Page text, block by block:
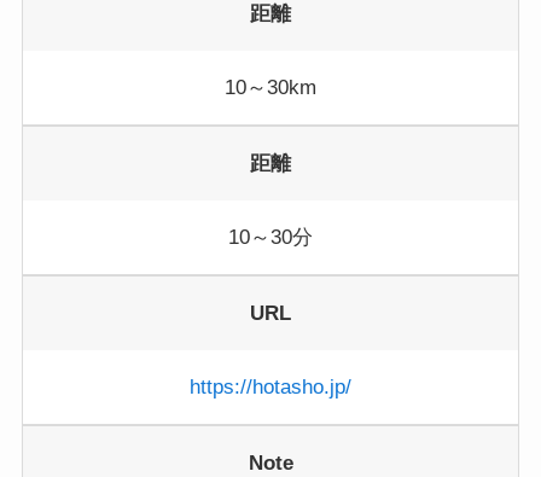
距離
10～30km
距離
10～30分
URL
https://hotasho.jp/
Note